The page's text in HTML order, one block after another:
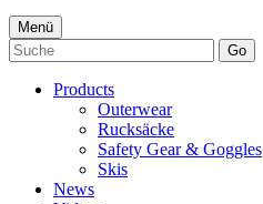
Menü
Go
Products
Outerwear
Rucksäcke
Safety Gear & Goggles
Skis
News